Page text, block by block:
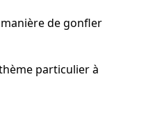
de gonfler
particulier à